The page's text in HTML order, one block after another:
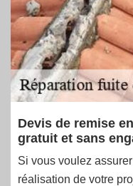
Devis de remise
gratuit et sans
Si vous voulez
réalisation de votre